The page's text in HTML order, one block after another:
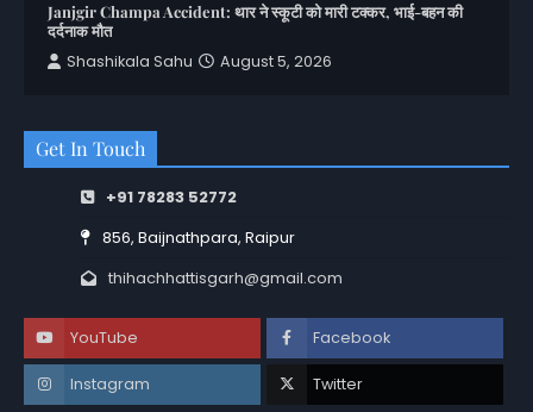
Janjgir Champa Accident: थार ने स्कूटी को मारी टक्कर, भाई-बहन की
दर्दनाक मौत
Shashikala Sahu
August 5, 2026
Get In Touch
+91 78283 52772
856, Baijnathpara, Raipur
thihachhattisgarh@gmail.com
YouTube Facebook
Instagram Twitter